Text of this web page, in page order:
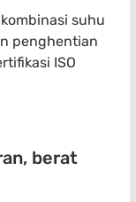
suhu
penghentian
ISO
berat